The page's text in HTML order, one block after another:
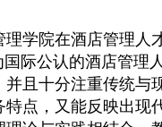
院在酒店管理人
际公认的酒店管理
且十分注重传统与
点，又能反映出现